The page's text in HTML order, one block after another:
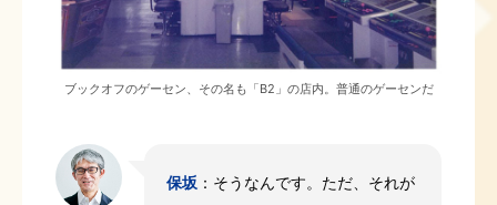
ブックオフのゲーセン、その名も「B2」の店内。普通のゲーセンだ
保坂 ：そうなんです。ただ、それが